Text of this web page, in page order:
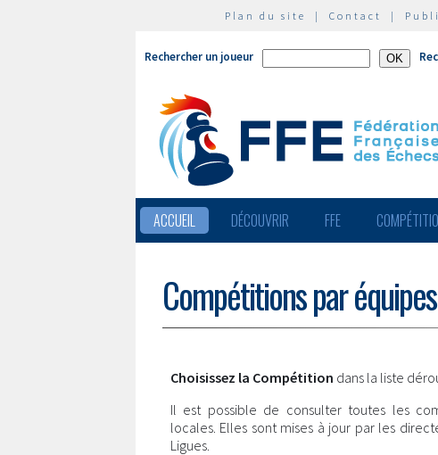
Plan du site | Contact |
Rechercher un joueur
ACCUEIL DÉCOUVRIR FFE
Compétitions par équipes
Choisissez la Compétition dans la liste
Il est possible de consulter toutes les
locales. Elles sont mises à jour par les
Ligues.